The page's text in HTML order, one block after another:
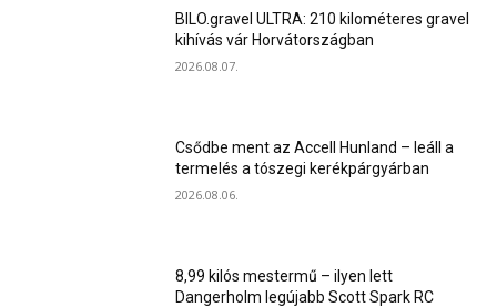
BILO.gravel ULTRA: 210 kilométeres gravel
kihívás vár Horvátországban
2026.08.07.
Csődbe ment az Accell Hunland – leáll a
termelés a tószegi kerékpárgyárban
2026.08.06.
8,99 kilós mestermű – ilyen lett
Dangerholm legújabb Scott Spark RC